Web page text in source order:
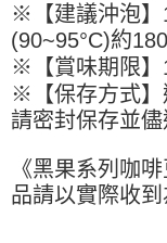
１．於結帳方式選擇「
結帳頁面，進行簡訊認
２．訂單成立數日內，
３．收到繳費通知簡訊
ATM／網路銀行／等多
※ 請注意：結帳手續完
購買商品的店家。未經
※ 交易是否成功請以「
是否繳費成功／繳費後
每筆NT$90，滿
付款後全家取貨-重量
9.5kg
每筆NT$90，滿
7-11取貨付款-重量
kg
※【建議沖泡】
(90~95°C)約
※【賞味期限】
※【保存方式】
請密封保存並
《黑果系列咖
品請以實際收到